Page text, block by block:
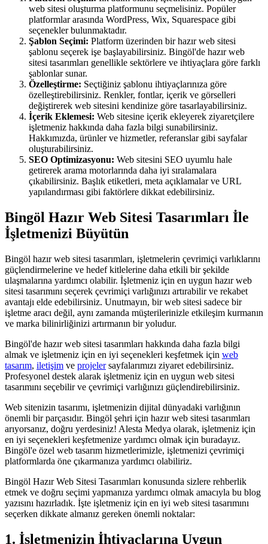
web sitesi oluşturma platformunu seçmelisiniz. Popüler
platformlar arasında WordPress, Wix, Squarespace gibi
seçenekler bulunmaktadır.
Şablon Seçimi: Platform üzerinden bir hazır web sitesi
şablonu seçerek işe başlayabilirsiniz. Bingöl'de hazır web
sitesi tasarımları genellikle sektörlere ve ihtiyaçlara göre farklı
şablonlar sunar.
Özelleştirme: Seçtiğiniz şablonu ihtiyaçlarınıza göre
özelleştirebilirsiniz. Renkler, fontlar, içerik ve görselleri
değiştirerek web sitesini kendinize göre tasarlayabilirsiniz.
İçerik Eklemesi: Web sitesine içerik ekleyerek ziyaretçilere
işletmeniz hakkında daha fazla bilgi sunabilirsiniz.
Hakkımızda, ürünler ve hizmetler, referanslar gibi sayfalar
oluşturabilirsiniz.
SEO Optimizasyonu: Web sitesini SEO uyumlu hale
getirerek arama motorlarında daha iyi sıralamalara
çıkabilirsiniz. Başlık etiketleri, meta açıklamalar ve URL
yapılandırması gibi faktörlere dikkat edebilirsiniz.
Bingöl Hazır Web Sitesi Tasarımları İle
İşletmenizi Büyütün
Bingöl hazır web sitesi tasarımları, işletmelerin çevrimiçi varlıklarını
güçlendirmelerine ve hedef kitlelerine daha etkili bir şekilde
ulaşmalarına yardımcı olabilir. İşletmeniz için en uygun hazır web
sitesi tasarımını seçerek çevrimiçi varlığınızı artırabilir ve rekabet
avantajı elde edebilirsiniz. Unutmayın, bir web sitesi sadece bir
işletme aracı değil, aynı zamanda müşterilerinizle etkileşim kurmanın
ve marka bilinirliğinizi artırmanın bir yoludur.
Bingöl'de hazır web sitesi tasarımları hakkında daha fazla bilgi
almak ve işletmeniz için en iyi seçenekleri keşfetmek için web
tasarım, iletişim ve projelersayfalarımızı ziyaret edebilirsiniz.
Profesyonel destek alarak işletmeniz için en uygun web sitesi
tasarımını seçebilir ve çevrimiçi varlığınızı güçlendirebilirsiniz.
Web sitenizin tasarımı, işletmenizin dijital dünyadaki varlığının
önemli bir parçasıdır. Bingöl şehri için hazır web sitesi tasarımları
arıyorsanız, doğru yerdesiniz! Alesta Medya olarak, işletmeniz için
en iyi seçenekleri keşfetmenize yardımcı olmak için buradayız.
Bingöl'e özel web tasarım hizmetlerimizle, işletmenizi çevrimiçi
platformlarda öne çıkarmanıza yardımcı olabiliriz.
Bingöl Hazır Web Sitesi Tasarımları konusunda sizlere rehberlik
etmek ve doğru seçimi yapmanıza yardımcı olmak amacıyla bu blog
yazısını hazırladık. İşte işletmeniz için en iyi web sitesi tasarımını
seçerken dikkate almanız gereken önemli noktalar:
1. İşletmenizin İhtiyaçlarına Uygun